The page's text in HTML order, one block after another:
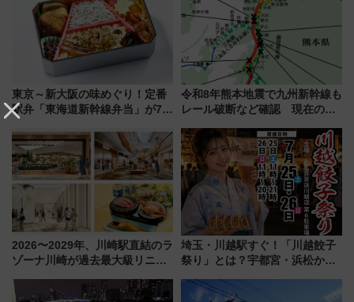
東京～新大阪の味めぐり！定番
駅弁「東海道新幹線弁当」が7月
令和8年熊本地震で九州新幹線も
レール破断など確認 現在の運
響
2026〜2029年、川崎駅直結のラ
ゾーナ川崎が過去最大級リニュ
「いつから何が変わるか」徹底
埼玉・川越駅すぐ！「川越餃子
祭り」とは？宇都宮・浜松から
を食べ比べ【7月25日・26日開